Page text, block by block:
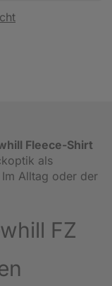
Fleece-Shirt
als
Alltag oder der
FZ